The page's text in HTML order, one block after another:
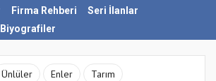
Firma Rehberi
Seri İlanlar
Biyografiler
Ünlüler Enler Tarım